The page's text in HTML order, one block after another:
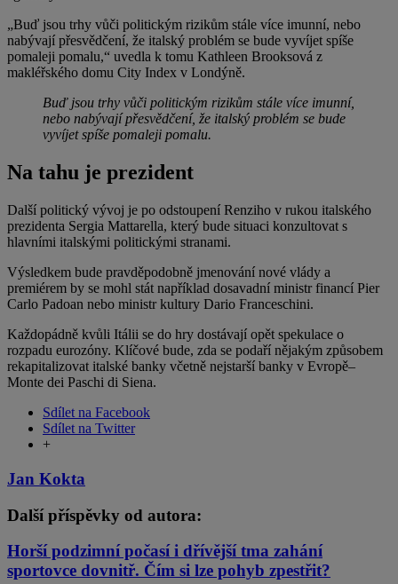
„Buď jsou trhy vůči politickým rizikům stále více imunní, nebo
nabývají přesvědčení, že italský problém se bude vyvíjet spíše
pomaleji pomalu,“ uvedla k tomu Kathleen Brooksová z
makléřského domu City Index v Londýně.
Buď jsou trhy vůči politickým rizikům stále více imunní,
nebo nabývají přesvědčení, že italský problém se bude
vyvíjet spíše pomaleji pomalu.
Na tahu je prezident
Další politický vývoj je po odstoupení Renziho v rukou italského
prezidenta Sergia Mattarella, který bude situaci konzultovat s
hlavními italskými politickými stranami.
Výsledkem bude pravděpodobně jmenování nové vlády a
premiérem by se mohl stát například dosavadní ministr financí Pier
Carlo Padoan nebo ministr kultury Dario Franceschini.
Každopádně kvůli Itálii se do hry dostávají opět spekulace o
rozpadu eurozóny. Klíčové bude, zda se podaří nějakým způsobem
rekapitalizovat italské banky včetně nejstarší banky v Evropě–
Monte dei Paschi di Siena.
Sdílet na Facebook
Sdílet na Twitter
+
Jan Kokta
Další příspěvky od autora:
Horší podzimní počasí i dřívější tma zahání
sportovce dovnitř. Čím si lze pohyb zpestřit?